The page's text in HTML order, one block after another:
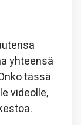
yhteensä
tässä
videolle,